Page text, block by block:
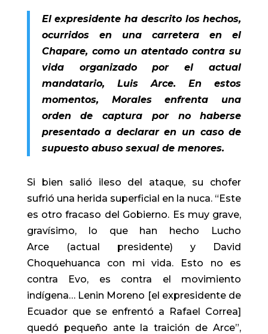
El expresidente ha descrito los hechos,
ocurridos en una carretera en el
Chapare, como un atentado contra su
vida organizado por el actual
mandatario, Luis Arce. En estos
momentos, Morales enfrenta una
orden de captura por no haberse
presentado a declarar en un caso de
supuesto abuso sexual de menores.
Si bien salió ileso del ataque, su chofer
sufrió una herida superficial en la nuca. “Este
es otro fracaso del Gobierno. Es muy grave,
gravísimo, lo que han hecho Lucho
Arce (actual presidente) y David
Choquehuanca con mi vida. Esto no es
contra Evo, es contra el movimiento
indígena… Lenin Moreno [el expresidente de
Ecuador que se enfrentó a Rafael Correa]
quedó pequeño ante la traición de Arce”,